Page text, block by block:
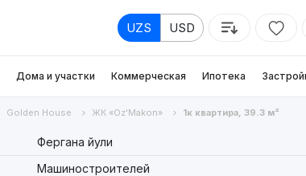
UZS USD
Дома и участки Коммерческая Ипотека
Golden House ЖК «Oz'Makon» 1к квартира, 39.3 м²
Фергана йули
Машиностроителей